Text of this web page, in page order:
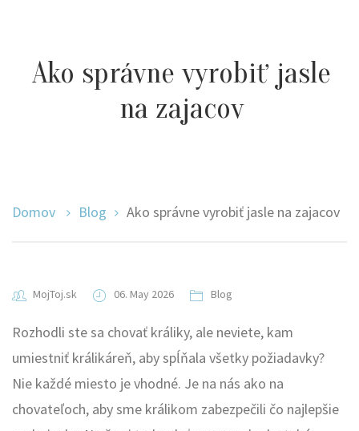
Ako správne vyrobiť jasle
na zajacov
Domov Blog Ako správne vyrobiť jasle na zajacov
MojToj.sk 06. May 2026 Blog
Rozhodli ste sa chovať králiky, ale neviete, kam
umiestniť králikáreň, aby spĺňala všetky požiadavky?
Nie každé miesto je vhodné. Je na nás ako na
chovateľoch, aby sme králikom zabezpečili čo najlepšie